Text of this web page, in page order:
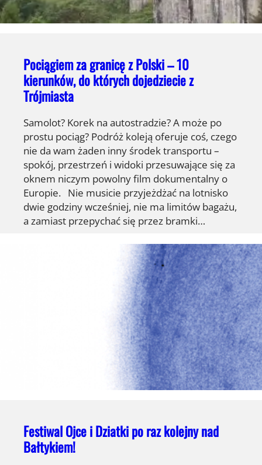
Pociągiem za granicę z Polski – 10
kierunków, do których dojedziecie z
Trójmiasta
Samolot? Korek na autostradzie? A może po
prostu pociąg? Podróż koleją oferuje coś, czego
nie da wam żaden inny środek transportu –
spokój, przestrzeń i widoki przesuwające się za
oknem niczym powolny film dokumentalny o
Europie. Nie musicie przyjeżdżać na lotnisko
dwie godziny wcześniej, nie ma limitów bagażu,
a zamiast przepychać się przez bramki…
Festiwal Ojce i Dziatki po raz kolejny nad
Bałtykiem!